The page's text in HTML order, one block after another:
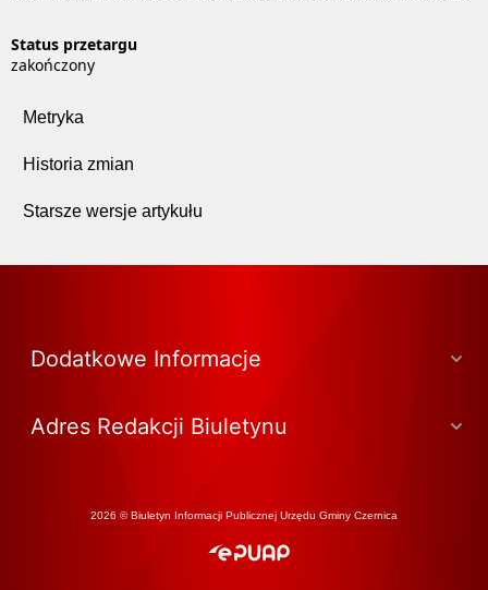
Status przetargu
zakończony
Metryka
Historia zmian
Starsze wersje artykułu
Dodatkowe Informacje
Adres Redakcji Biuletynu
2026 © Biuletyn Informacji Publicznej Urzędu Gminy Czernica